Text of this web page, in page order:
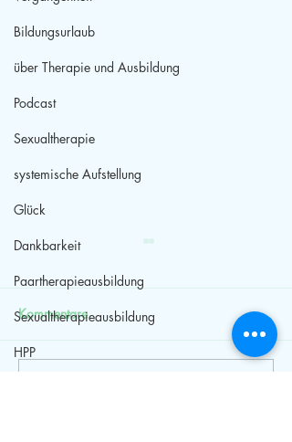
Bildungsurlaub
über Therapie und Ausbildung
Podcast
Sexualtherapie
systemische Aufstellung
Glück
Dankbarkeit
Paartherapieausbildung
Sexualtherapieausbildung
HPP
Kommentare